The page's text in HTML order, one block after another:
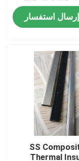
2026
إرسال استفسار
304 SS
Thermal